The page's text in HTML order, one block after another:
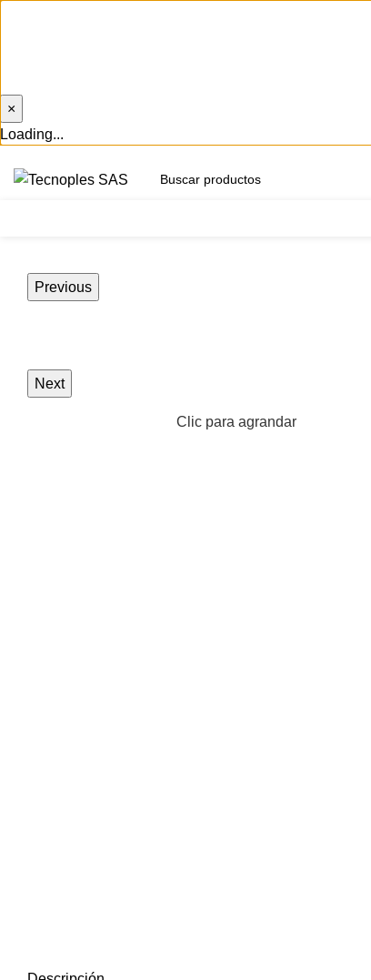
×
Loading...
Clic para agrandar
Previous
Next